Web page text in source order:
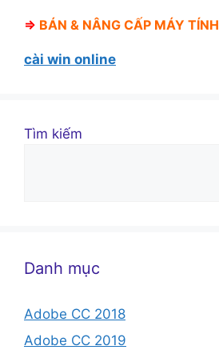
⇒ BÁN & NÂNG CẤP MÁY TÍNH
cài win online
Tìm kiếm
Danh mục
Adobe CC 2018
Adobe CC 2019